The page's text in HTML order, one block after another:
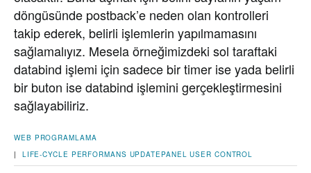
döngüsünde postback’e neden olan kontrolleri
takip ederek, belirli işlemlerin yapılmamasını
sağlamalıyız. Mesela örneğimizdeki sol taraftaki
databind işlemi için sadece bir timer ise yada belirli
bir buton ise databind işlemini gerçekleştirmesini
sağlayabiliriz.
WEB PROGRAMLAMA
| LIFE-CYCLE PERFORMANS UPDATEPANEL USER CONTROL